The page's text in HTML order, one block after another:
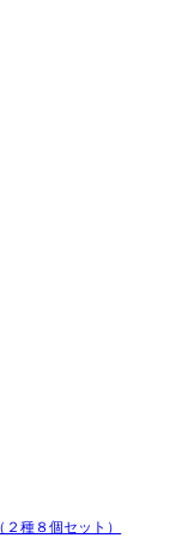
種８個セット）